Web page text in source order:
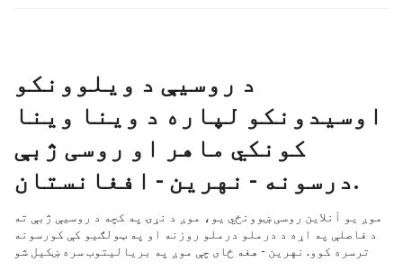
د روسیې د ویلوونکو
اوسیدونکو لپاره د وینا وینا
کونکي ماهر او روسی ژبې
درسونه - نهرین - افغانستان‬.
موږ یو آنلاین روسی ښوونځي یو، موږ د نړۍ په کچه د روسیې ژبې ته
د فاصلې په اړه د درملو درملو روزنه او په ټولګیو کې کورسونه
ترسره کوو. نهرین - هغه ځای چې موږ په بریالیتوب سره ښکیل شو